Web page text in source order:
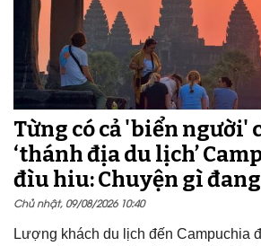
Từng có cả 'biển người'
‘thánh địa du lịch’
đìu hiu: Chuyện gì
Chủ nhật, 09/08/2026 10:40
Lượng khách du lịch đến Campuchia